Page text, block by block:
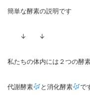
簡単な酵素の説明です
↓ ↓
私たちの体内には２つの酵
代謝酵素 と消化酵素 で